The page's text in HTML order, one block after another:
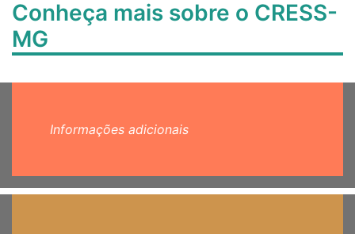
Conheça mais sobre o CRESS-
MG
Informações adicionais